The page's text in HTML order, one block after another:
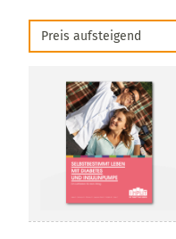
Preis aufsteigend